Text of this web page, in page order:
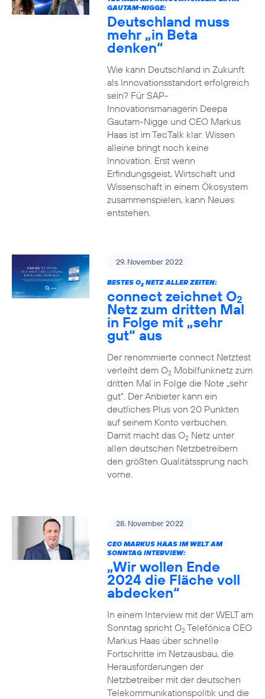
GAUTAM-NIGGE:
Deutschland muss
mehr „in Beta
denken“
Wie kann Deutschland in Zukunft
als Innovationsstandort erfolgreich
sein? Für SAP-
Innovationsmanagerin Deepa
Gautam-Nigge und CEO Markus
Haas ist im TecTalk klar: Wissen
alleine bringt noch keine
Innovation. Erst wenn
Erfindungsgeist, Wirtschaft und
Wissenschaft in einem Ökosystem
zusammenspielen, kann Neues
entstehen.
29. November 2022
BESTES O2NETZ ALLER ZEITEN:
connect zeichnet O2
Netz zum dritten Mal
in Folge mit „sehr
gut“ aus
Der renommierte connect Netztest
verleiht dem O2Mobilfunknetz zum
dritten Mal in Folge die Note „sehr
gut“. Der Anbieter kann ein
deutliches Plus von 20 Punkten
auf seinem Konto verbuchen.
Damit macht das O2Netz unter
allen deutschen Netzbetreibern
den größten Qualitätssprung nach
vorne.
28. November 2022
CEO MARKUS HAAS IM WELT AM
SONNTAG INTERVIEW:
„Wir wollen Ende
2024 die Fläche voll
abdecken“
In einem Interview mit der WELT am
Sonntag spricht O2Telefónica CEO
Markus Haas über schnelle
Fortschritte im Netzausbau, die
Herausforderungen der
Netzbetreiber mit der deutschen
Telekommunikationspolitik und die